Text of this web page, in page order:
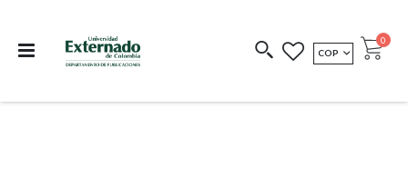
COEDICIONES REDIMIR CÓDIGO
MONEDA
COP Cart
0